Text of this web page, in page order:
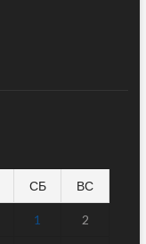
СБ ВС
1 2